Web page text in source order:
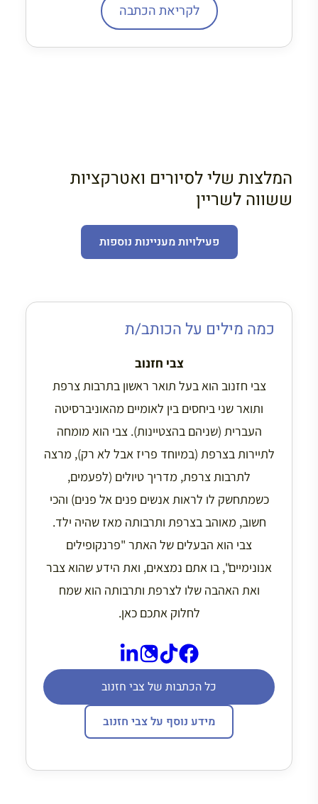
לקריאת הכתבה
המלצות שלי לסיורים ואטרקציות
ששווה לשריין
פעילויות מעניינות נוספות
כמה מילים על הכותב/ת
צבי חזנוב
צבי חזנוב הוא בעל תואר ראשון בתרבות צרפת
ותואר שני ביחסים בין לאומיים מהאוניברסיטה
העברית (שניהם בהצטיינות). צבי הוא מומחה
לתיירות בצרפת (במיוחד פריז אבל לא רק), מרצה
לתרבות צרפת, מדריך טיולים (לפעמים,
כשמתחשק לו לראות אנשים פנים אל פנים) והכי
חשוב, מאוהב בצרפת ותרבותה מאז שהיה ילד.
צבי הוא הבעלים של האתר "פרנקופילים
אנונימיים", בו אתם נמצאים, ואת הידע שהוא צבר
ואת האהבה שלו לצרפת ותרבותה הוא שמח
לחלוק אתכם כאן.
כל הכתבות של צבי חזנוב
מידע נוסף על צבי חזנוב